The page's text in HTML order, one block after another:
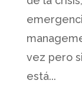
vez pero
está...